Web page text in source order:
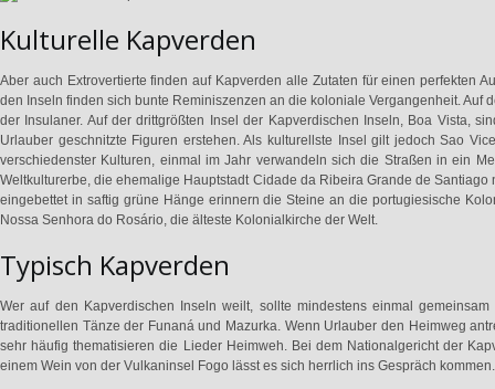
Kulturelle Kapverden
Aber auch Extrovertierte finden auf Kapverden alle Zutaten für einen perfekten
den Inseln finden sich bunte Reminiszenzen an die koloniale Vergangenheit.
der Insulaner. Auf der drittgrößten Insel der Kapverdischen Inseln, Boa Vista,
Urlauber geschnitzte Figuren erstehen. Als kulturellste Insel gilt jedoch Sao
verschiedenster Kulturen, einmal im Jahr verwandeln sich die Straßen in ein
Weltkulturerbe, die ehemalige Hauptstadt Cidade da Ribeira Grande de
eingebettet in saftig grüne Hänge erinnern die Steine an die portugiesische
Nossa Senhora do Rosário, die älteste Kolonialkirche der Welt.
Typisch Kapverden
Wer auf den Kapverdischen Inseln weilt, sollte mindestens einmal
traditionellen Tänze der Funaná und Mazurka. Wenn Urlauber den Heimweg
sehr häufig thematisieren die Lieder Heimweh. Bei dem Nationalgericht der
einem Wein von der Vulkaninsel Fogo lässt es sich herrlich ins Gespräch